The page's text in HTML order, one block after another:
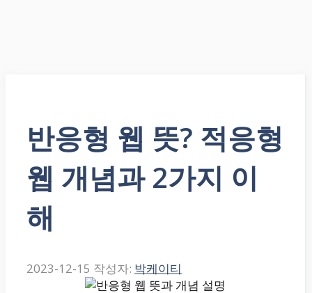
반응형 웹 뜻? 적응형
웹 개념과 2가지 이
해
2023-12-15 작성자: 박케이티